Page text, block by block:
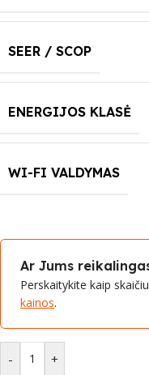
SEER / SCOP
ENERGIJOS KLASĖ
WI-FI VALDYMAS
Ar Jums
Perskaitykite kaip
kainos.
- +